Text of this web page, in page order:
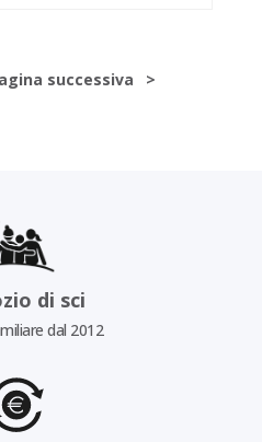
successiva >
di sci
dal 2012